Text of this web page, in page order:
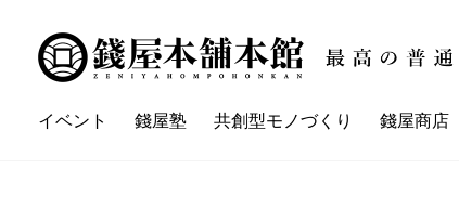
イベント 錢屋塾 共創型モノづくり 錢屋商店